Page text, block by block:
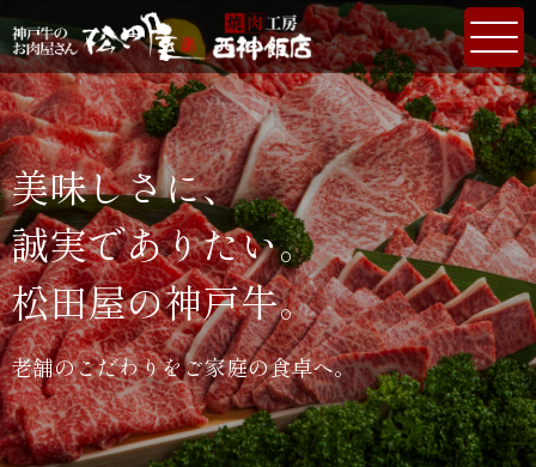
美味しさに、
誠実でありたい。
松田屋の神戸牛。
老舗のこだわりをご家庭の食卓へ。